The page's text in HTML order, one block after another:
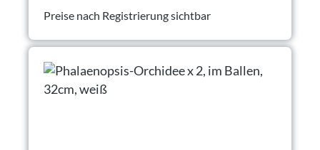
Preise nach Registrierung sichtbar